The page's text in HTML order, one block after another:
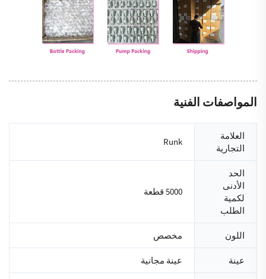
المواصفات الفنية
العلامة
التجارية
Runk
الحد
الأدنى
لكمية
الطلب
5000 قطعة
اللون مخصص
عينة عينة مجانية